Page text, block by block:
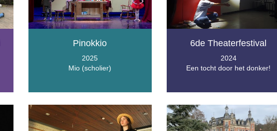
Pinokkio
2025
Mio (scholier)
6de Theaterfestival
2024
Een tocht door het donker!